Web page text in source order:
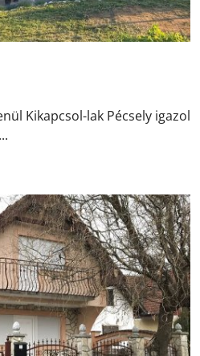
Kikapcsol-lak Pécsely igazol